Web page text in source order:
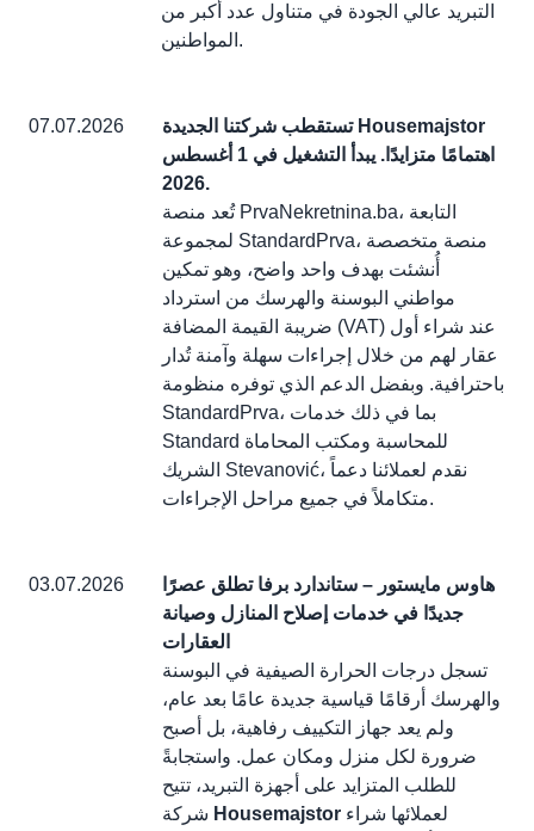
التبريد عالي الجودة في متناول عدد أكبر من
المواطنين.
07.07.2026
تستقطب شركتنا الجديدة Housemajstor
اهتمامًا متزايدًا. يبدأ التشغيل في 1 أغسطس
2026.
تُعد منصة PrvaNekretnina.ba، التابعة
لمجموعة StandardPrva، منصة متخصصة
أُنشئت بهدف واحد واضح، وهو تمكين
مواطني البوسنة والهرسك من استرداد
ضريبة القيمة المضافة (VAT) عند شراء أول
عقار لهم من خلال إجراءات سهلة وآمنة تُدار
باحترافية. وبفضل الدعم الذي توفره منظومة
StandardPrva، بما في ذلك خدمات
Standard للمحاسبة ومكتب المحاماة
الشريك Stevanović، نقدم لعملائنا دعماً
متكاملاً في جميع مراحل الإجراءات.
03.07.2026
هاوس مايستور – ستاندارد برفا تطلق عصرًا
جديدًا في خدمات إصلاح المنازل وصيانة
العقارات
تسجل درجات الحرارة الصيفية في البوسنة
والهرسك أرقامًا قياسية جديدة عامًا بعد عام،
ولم يعد جهاز التكييف رفاهية، بل أصبح
ضرورة لكل منزل ومكان عمل. واستجابةً
للطلب المتزايد على أجهزة التبريد، تتيح
Housemajstor